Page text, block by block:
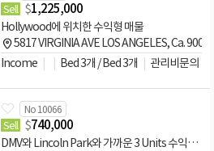
Sell $1,225,000
Hollywood에 위치한 수익형 매물
5817 VIRGINIA AVE LOS ANGELES, Ca. 90038
Income
Bed 3개 / Bed 3개 관리비문의
No 10066
Sell $740,000
DMV와 Lincoln Park와 가까운 3 Units 수익형 매물